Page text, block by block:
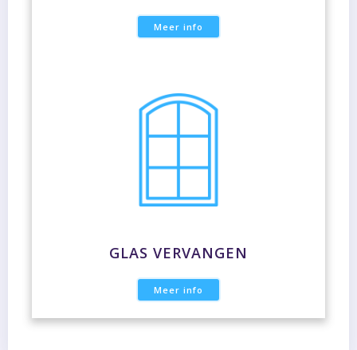
Meer info
GLAS VERVANGEN
Meer info